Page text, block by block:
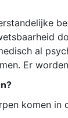
al
Er
komen in